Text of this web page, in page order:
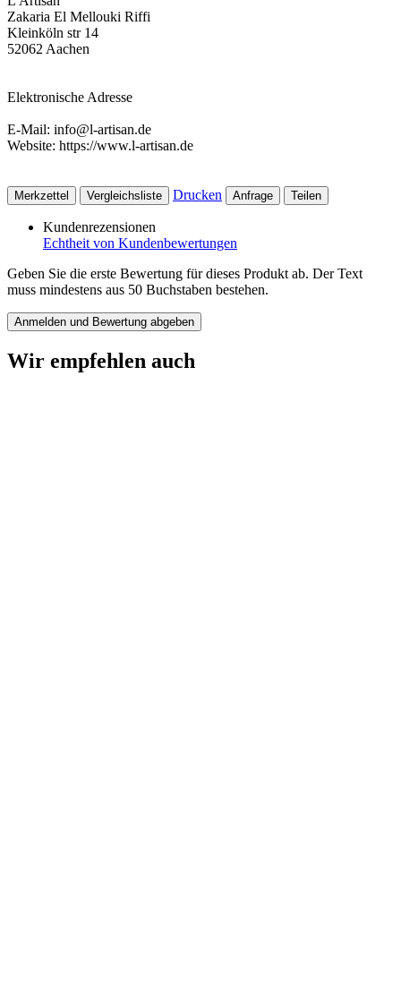
Zakaria El Mellouki Riffi
Kleinköln str 14
52062 Aachen
Elektronische Adresse
E-Mail: info@l-artisan.de
Website: https://www.l-artisan.de
Merkzettel Vergleichsliste Drucken Anfrage Teilen
Kundenrezensionen
Echtheit von Kundenbewertungen
Geben Sie die erste Bewertung für dieses Produkt ab. Der Text
muss mindestens aus 50 Buchstaben bestehen.
Anmelden und Bewertung abgeben
Wir empfehlen auch